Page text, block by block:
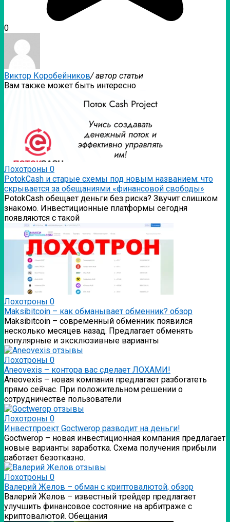
0
Виктор Коробейников/ автор статьи
Вам также может быть интересно
Лохотроны 0
PotokCash и старые схемы под новым названием: что
скрывается за обещаниями «финансовой свободы»
PotokCash обещает деньги без риска? Звучит слишком
знакомо. Инвестиционные платформы сегодня
появляются с такой
Лохотроны 0
Мaksibitcoin – как обманывает обменник? обзор
Мaksibitcoin – современный обменник появился
несколько месяцев назад. Предлагает обменять
популярные и эксклюзивные варианты
Лохотроны 0
Аneovexis – контора вас сделает ЛОХАМИ!
Аneovexis – новая компания предлагает разбогатеть
прямо сейчас. При положительном решении о
сотрудничестве пользователи
Лохотроны 0
Инвестпроект Goctwerop разводит на деньги!
Goctwerop – новая инвестиционная компания предлагает
новые варианты заработка. Схема получения прибыли
работает безотказно.
Лохотроны 0
Валерий Желов – обман с криптовалютой, обзор
Валерий Желов – известный трейдер предлагает
улучшить финансовое состояние на арбитраже с
криптовалютой. Обещания